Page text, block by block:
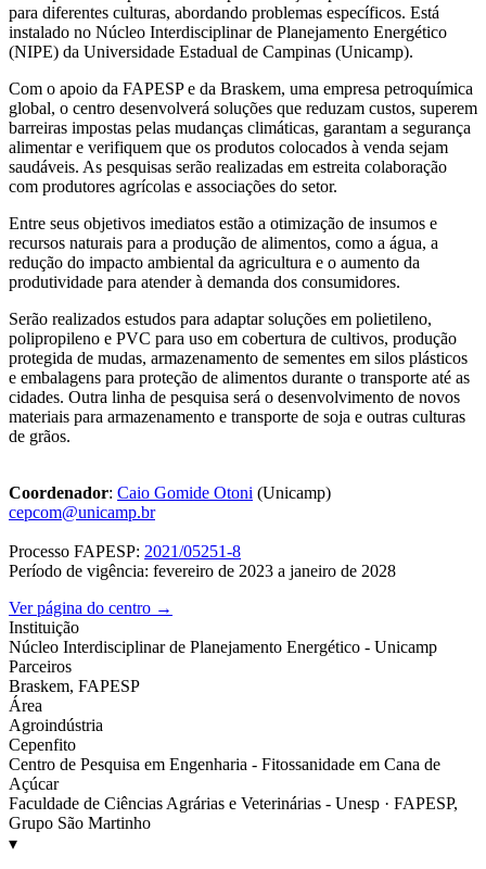
para diferentes culturas, abordando problemas específicos. Está
instalado no Núcleo Interdisciplinar de Planejamento Energético
(NIPE) da Universidade Estadual de Campinas (Unicamp).
Com o apoio da FAPESP e da Braskem, uma empresa petroquímica
global, o centro desenvolverá soluções que reduzam custos, superem
barreiras impostas pelas mudanças climáticas, garantam a segurança
alimentar e verifiquem que os produtos colocados à venda sejam
saudáveis. As pesquisas serão realizadas em estreita colaboração
com produtores agrícolas e associações do setor.
Entre seus objetivos imediatos estão a otimização de insumos e
recursos naturais para a produção de alimentos, como a água, a
redução do impacto ambiental da agricultura e o aumento da
produtividade para atender à demanda dos consumidores.
Serão realizados estudos para adaptar soluções em polietileno,
polipropileno e PVC para uso em cobertura de cultivos, produção
protegida de mudas, armazenamento de sementes em silos plásticos
e embalagens para proteção de alimentos durante o transporte até as
cidades. Outra linha de pesquisa será o desenvolvimento de novos
materiais para armazenamento e transporte de soja e outras culturas
de grãos.
Coordenador: Caio Gomide Otoni (Unicamp)
cepcom@unicamp.br
Processo FAPESP: 2021/05251-8
Período de vigência: fevereiro de 2023 a janeiro de 2028
Ver página do centro →
Instituição
Núcleo Interdisciplinar de Planejamento Energético - Unicamp
Parceiros
Braskem, FAPESP
Área
Agroindústria
Cepenfito
Centro de Pesquisa em Engenharia - Fitossanidade em Cana de
Açúcar
Faculdade de Ciências Agrárias e Veterinárias - Unesp · FAPESP,
Grupo São Martinho
▾